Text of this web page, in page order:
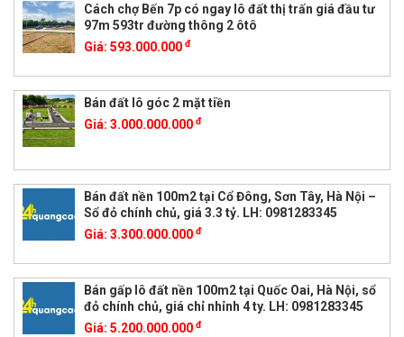
Cách chợ Bến 7p có ngay lô đất thị trấn giá đầu tư
97m 593tr đường thông 2 ôtô
Giá: 593.000.000 đ
Bán đất lô góc 2 mặt tiền
Giá: 3.000.000.000 đ
Bán đất nền 100m2 tại Cổ Đông, Sơn Tây, Hà Nội –
Sổ đỏ chính chủ, giá 3.3 tỷ. LH: 0981283345
Giá: 3.300.000.000 đ
Bán gấp lô đất nền 100m2 tại Quốc Oai, Hà Nội, sổ
đỏ chính chủ, giá chỉ nhỉnh 4 ty. LH: 0981283345
Giá: 5.200.000.000 đ